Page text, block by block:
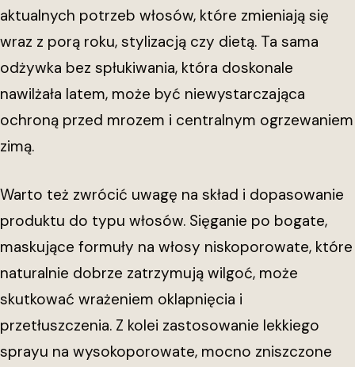
aktualnych potrzeb włosów, które zmieniają się
wraz z porą roku, stylizacją czy dietą. Ta sama
odżywka bez spłukiwania, która doskonale
nawilżała latem, może być niewystarczająca
ochroną przed mrozem i centralnym ogrzewaniem
zimą.
Warto też zwrócić uwagę na skład i dopasowanie
produktu do typu włosów. Sięganie po bogate,
maskujące formuły na włosy niskoporowate, które
naturalnie dobrze zatrzymują wilgoć, może
skutkować wrażeniem oklapnięcia i
przetłuszczenia. Z kolei zastosowanie lekkiego
sprayu na wysokoporowate, mocno zniszczone